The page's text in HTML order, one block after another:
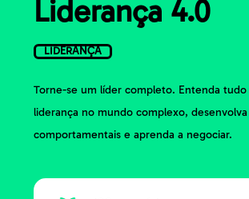
Liderança 4.0
LIDERANÇA
Torne-se um líder completo. Entenda tudo
liderança no mundo complexo,
comportamentais e aprenda a negociar.